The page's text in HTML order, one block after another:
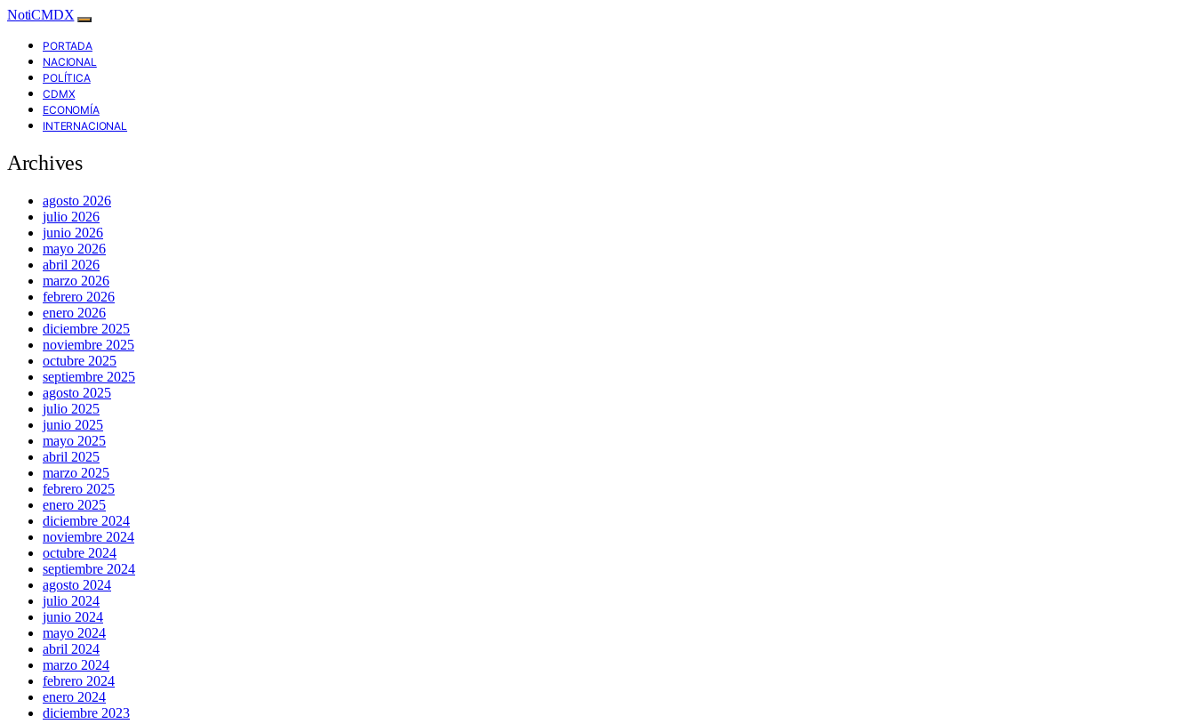
NotiCMDX
PORTADA
NACIONAL
POLÍTICA
CDMX
ECONOMÍA
INTERNACIONAL
Archives
agosto 2026
julio 2026
junio 2026
mayo 2026
abril 2026
marzo 2026
febrero 2026
enero 2026
diciembre 2025
noviembre 2025
octubre 2025
septiembre 2025
agosto 2025
julio 2025
junio 2025
mayo 2025
abril 2025
marzo 2025
febrero 2025
enero 2025
diciembre 2024
noviembre 2024
octubre 2024
septiembre 2024
agosto 2024
julio 2024
junio 2024
mayo 2024
abril 2024
marzo 2024
febrero 2024
enero 2024
diciembre 2023